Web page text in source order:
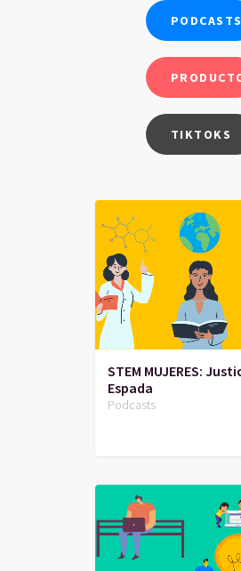
PODCASTS
TIKTOKS
STEM MUJERES:
Espada
Podcasts